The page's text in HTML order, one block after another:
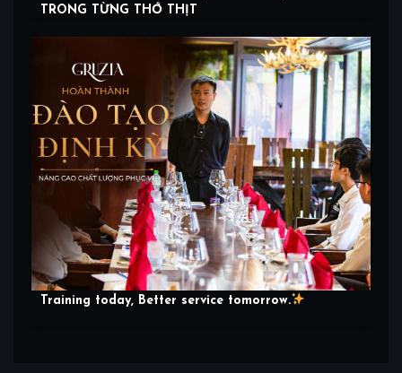
TRONG TỪNG THỚ THỊT
Training today, Better service tomorrow.